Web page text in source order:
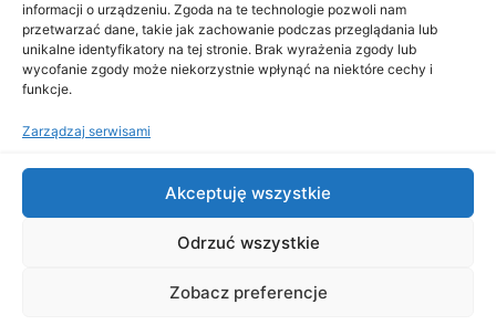
informacji o urządzeniu. Zgoda na te technologie pozwoli nam
przetwarzać dane, takie jak zachowanie podczas przeglądania lub
unikalne identyfikatory na tej stronie. Brak wyrażenia zgody lub
wycofanie zgody może niekorzystnie wpłynąć na niektóre cechy i
funkcje.
Zarządzaj serwisami
Akceptuję wszystkie
Odrzuć wszystkie
Zobacz preferencje
2026 |
All Rights Reserved